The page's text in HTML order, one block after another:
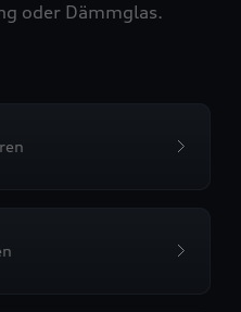
oder Dämmglas.